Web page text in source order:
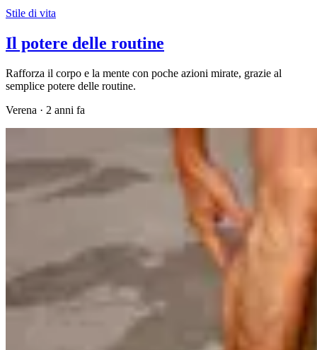
Stile di vita
Il potere delle routine
Rafforza il corpo e la mente con poche azioni mirate, grazie al
semplice potere delle routine.
Verena · 2 anni fa